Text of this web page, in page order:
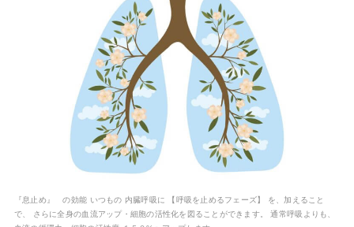
『息止め』 の効能 いつもの 内臓呼吸に 【呼吸を止めるフェーズ】 を、加えること
で、 さらに全身の血流アップ・細胞の活性化を図ることができます。 通常呼吸よりも、